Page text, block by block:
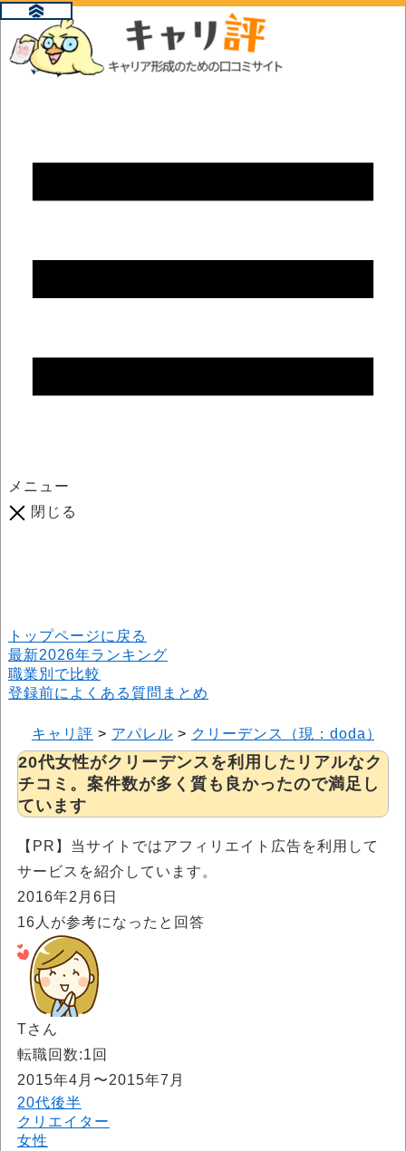
メニュー
閉じる
トップページに戻る
最新2026年ランキング
職業別で比較
登録前によくある質問まとめ
キャリ評 > アパレル > クリーデンス（現：doda）
20代女性がクリーデンスを利用したリアルなク
チコミ。案件数が多く質も良かったので満足し
ています
【PR】当サイトではアフィリエイト広告を利用して
サービスを紹介しています。
2016年2月6日
16 人が参考になったと回答
Tさん
転職回数:1回
2015年4月〜2015年7月
20代後半
クリエイター
女性